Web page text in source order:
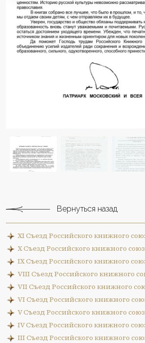
Вернуться назад
XI Съезд Российского книжного
X Съезд Российского книжного
IX Съезд Российского книжного
VIII Съезд Российского книжного
VII Съезд Российского книжного
VI Съезд Российского книжного
V Съезд Российского книжного
IV Съезд Российского книжного
III Съезд Российского книжного